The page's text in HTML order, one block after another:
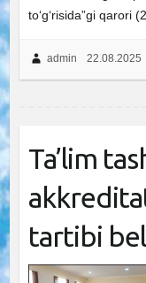
to‘g‘risida”gi qarori
admin 22.08.2025
Ta’lim
tartibi